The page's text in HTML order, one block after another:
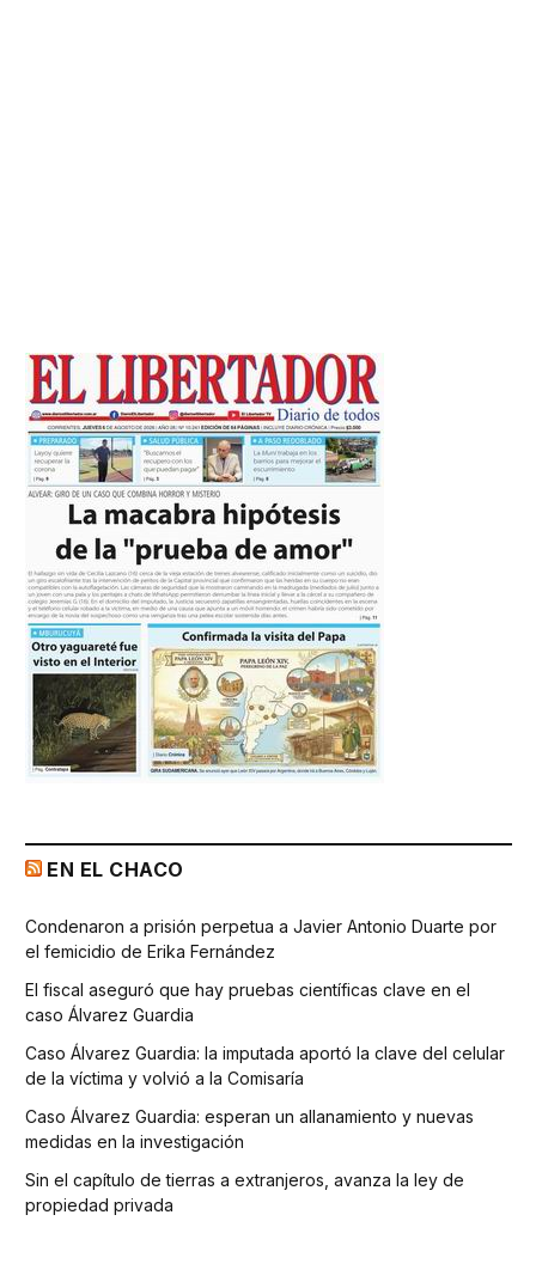
EN EL CHACO
Condenaron a prisión perpetua a Javier Antonio Duarte por
el femicidio de Erika Fernández
El fiscal aseguró que hay pruebas científicas clave en el
caso Álvarez Guardia
Caso Álvarez Guardia: la imputada aportó la clave del celular
de la víctima y volvió a la Comisaría
Caso Álvarez Guardia: esperan un allanamiento y nuevas
medidas en la investigación
Sin el capítulo de tierras a extranjeros, avanza la ley de
propiedad privada